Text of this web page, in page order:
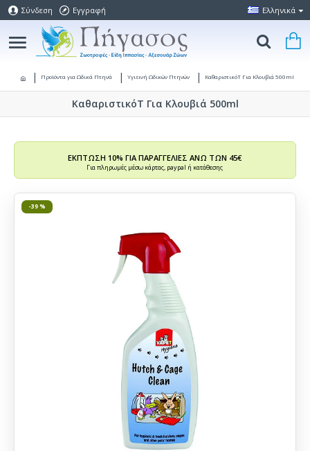
Σύνδεση Εγγραφή Ελληνικά
Προϊόντα για Ωδικά Πτηνά Υγιεινή Ωδικών Πτηνών ΚαθαριστικόT Για Κλουβιά 500ml
ΚαθαριστικόT Για Κλουβιά 500ml
ΕΚΠΤΩΣΗ 10% ΓΙΑ ΠΑΡΑΓΓΕΛΙΕΣ ΑΝΩ ΤΩΝ 45€
Για πληρωμές μέσω κάρτας, paypal ή κατάθεσης
-39 %